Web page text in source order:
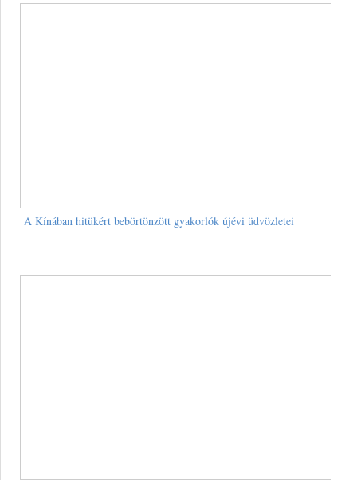
A Kínában hitükért bebörtönzött gyakorlók újévi üdvözletei